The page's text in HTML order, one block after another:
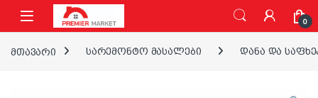
ნავიგაციაზე გადასვლა
შინაარსზე გადასვლა
0
მთავარი სარემონტო მასალები დანა და